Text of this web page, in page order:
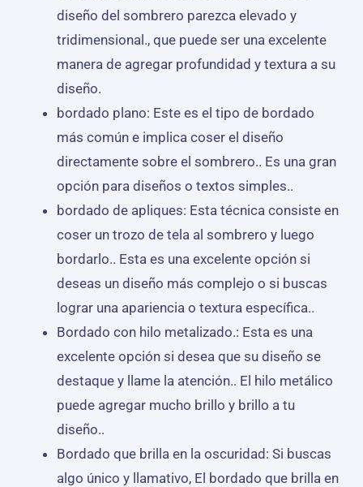
diseño del sombrero parezca elevado y
tridimensional., que puede ser una excelente
manera de agregar profundidad y textura a su
diseño.
bordado plano: Este es el tipo de bordado
más común e implica coser el diseño
directamente sobre el sombrero.. Es una gran
opción para diseños o textos simples..
bordado de apliques: Esta técnica consiste en
coser un trozo de tela al sombrero y luego
bordarlo.. Esta es una excelente opción si
deseas un diseño más complejo o si buscas
lograr una apariencia o textura específica..
Bordado con hilo metalizado.: Esta es una
excelente opción si desea que su diseño se
destaque y llame la atención.. El hilo metálico
puede agregar mucho brillo y brillo a tu
diseño..
Bordado que brilla en la oscuridad: Si buscas
algo único y llamativo, El bordado que brilla en